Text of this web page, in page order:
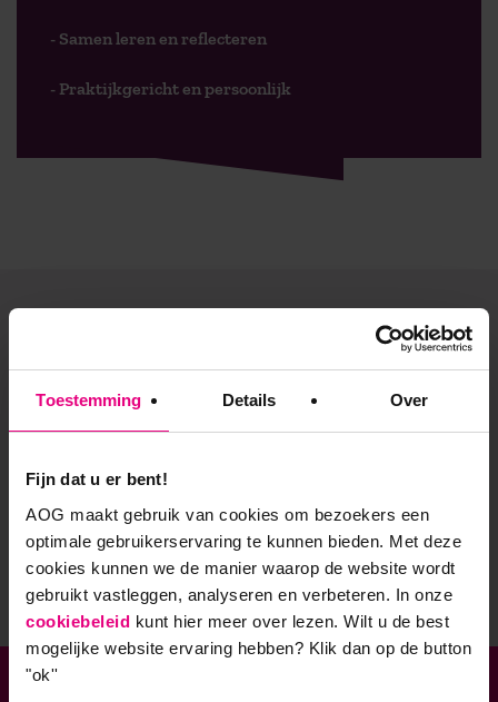
Toestemming Details Over
Fijn dat u er bent!
AOG maakt gebruik van cookies om bezoekers een
optimale gebruikerservaring te kunnen bieden. Met deze
cookies kunnen we de manier waarop de website wordt
gebruikt vastleggen, analyseren en verbeteren. In onze
cookiebeleid kunt hier meer over lezen. Wilt u de best
mogelijke website ervaring hebben? Klik dan op de button
"ok''
- Samen leren en reflecteren
- Praktijkgericht en persoonlijk
Blijf geïnspireerd en altijd op de hoogte! Ontvang
onze academische opleidingen.
Stuur mij de nieuwsbrief